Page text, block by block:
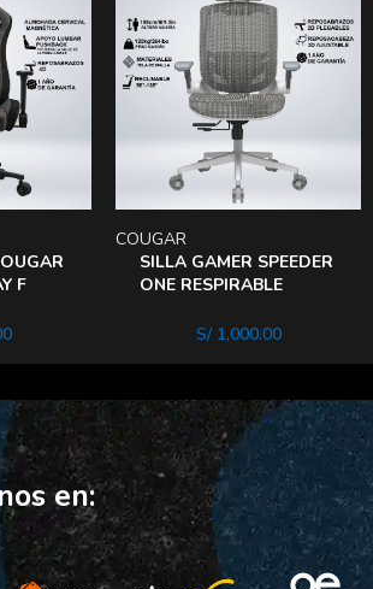
F
SILLA GAMER SPEEDER
ONE RESPIRABLE
ASIENTO RECLINA 135°
COUGAR
S/1,000.00
en: